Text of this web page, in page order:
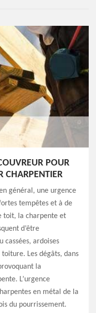
POUR
CHARPENTIER
général, une urgence
tempêtes et à de
toit, la charpente et
d’être
cassées, ardoises
Les dégâts, dans
la
L’urgence
en métal de la
du pourrissement.